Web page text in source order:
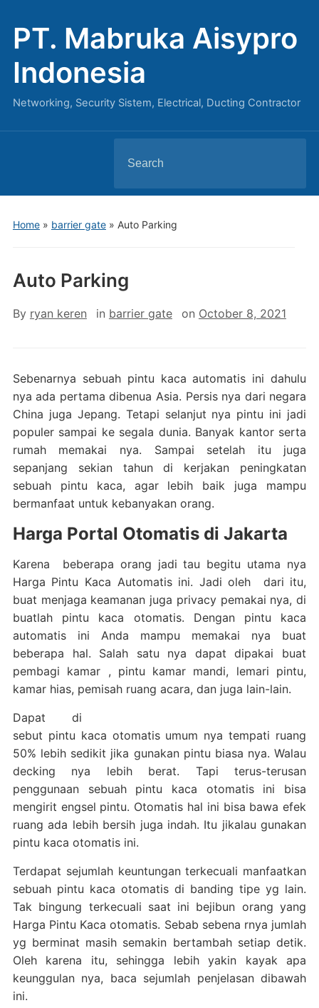
PT. Mabruka Aisypro
Indonesia
Networking, Security Sistem, Electrical, Ducting Contractor
for:
Home» barrier gate» Auto Parking
Auto Parking
By ryan keren in barrier gate on October 8, 2021
Sebenarnya sebuah pintu kaca automatis ini dahulu
nya ada pertama dibenua Asia. Persis nya dari negara
China juga Jepang. Tetapi selanjut nya pintu ini jadi
populer sampai ke segala dunia. Banyak kantor serta
rumah memakai nya. Sampai setelah itu juga
sepanjang sekian tahun di kerjakan peningkatan
sebuah pintu kaca, agar lebih baik juga mampu
bermanfaat untuk kebanyakan orang.
Harga Portal Otomatis di Jakarta
Karena beberapa orang jadi tau begitu utama nya
Harga Pintu Kaca Automatis ini. Jadi oleh dari itu,
buat menjaga keamanan juga privacy pemakai nya, di
buatlah pintu kaca otomatis. Dengan pintu kaca
automatis ini Anda mampu memakai nya buat
beberapa hal. Salah satu nya dapat dipakai buat
pembagi kamar , pintu kamar mandi, lemari pintu,
kamar hias, pemisah ruang acara, dan juga lain-lain.
Dapat di
sebut pintu kaca otomatis umum nya tempati ruang
50% lebih sedikit jika gunakan pintu biasa nya. Walau
decking nya lebih berat. Tapi terus-terusan
penggunaan sebuah pintu kaca otomatis ini bisa
mengirit engsel pintu. Otomatis hal ini bisa bawa efek
ruang ada lebih bersih juga indah. Itu jikalau gunakan
pintu kaca otomatis ini.
Terdapat sejumlah keuntungan terkecuali manfaatkan
sebuah pintu kaca otomatis di banding tipe yg lain.
Tak bingung terkecuali saat ini bejibun orang yang
Harga Pintu Kaca otomatis. Sebab sebena rnya jumlah
yg berminat masih semakin bertambah setiap detik.
Oleh karena itu, sehingga lebih yakin kayak apa
keunggulan nya, baca sejumlah penjelasan dibawah
ini.